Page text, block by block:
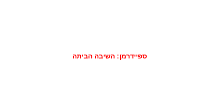
ספיידרמן: השיבה הביתה